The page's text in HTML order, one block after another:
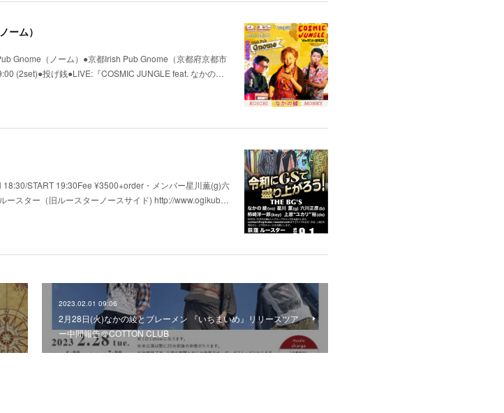
ーム）
Gnome（ノーム）●京都Irish Pub Gnome（京都府京都市
(2set)●投げ銭●LIVE:『COSMIC JUNGLE feat. なかの…
START 19:30Fee ¥3500+order・メンバー星川薫(g)六
ースター（旧ルースターノースサイド) http://www.ogikub…
2023.02.01 09:06
2月28日(火)なかの綾とブレーメン 『いちまいめ』リリースツア
ー中間報告＠COTTON CLUB